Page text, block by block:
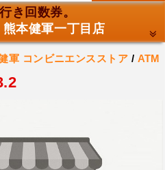
目店
き回数券。
本健軍一丁目店
軍 コンビニエンスストア / ATM